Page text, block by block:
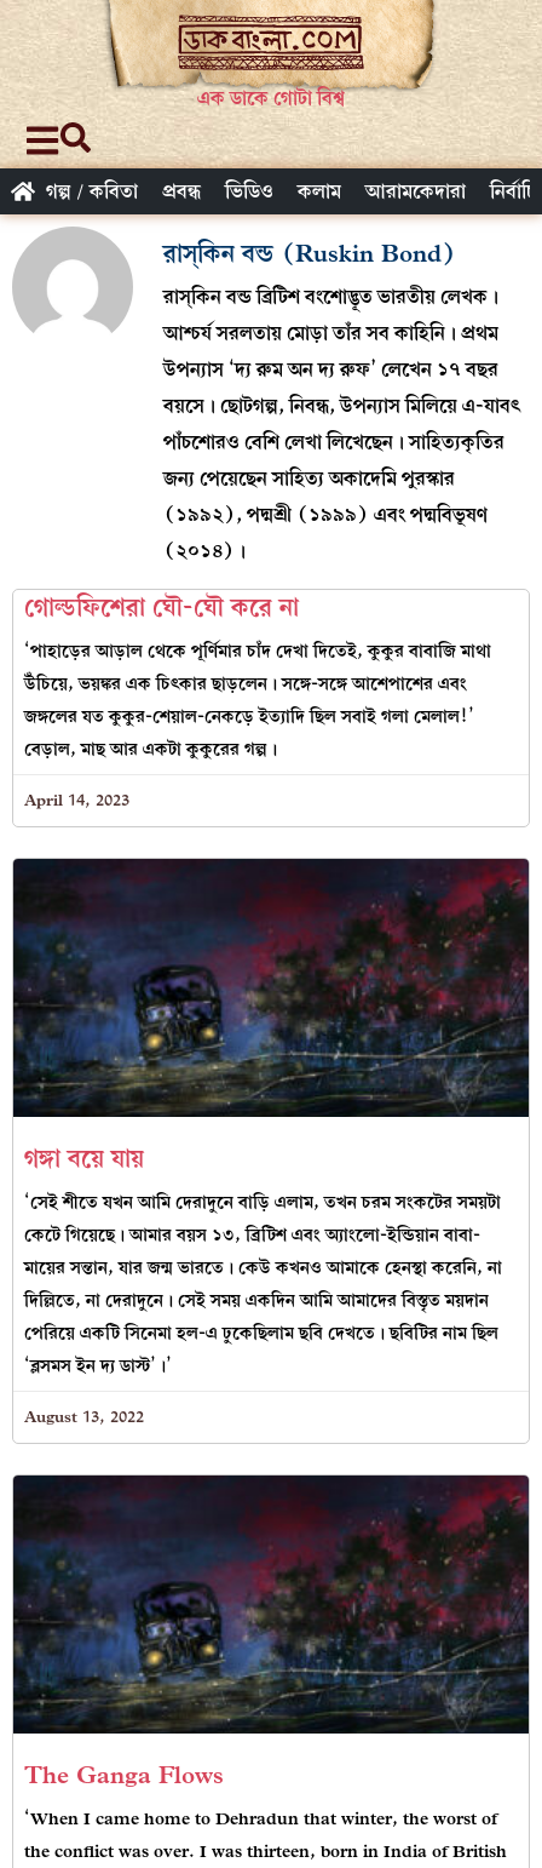
এক ডাকে গোটা বিশ্ব
গল্প / কবিতা প্রবন্ধ ভিডিও কলাম আরামকেদারা
রাস্‌কিন বন্ড (Ruskin Bond)
রাস্‌কিন বন্ড ব্রিটিশ বংশোদ্ভূত ভারতীয় লেখক।
আশ্চর্য সরলতায় মোড়া তাঁর সব কাহিনি। প্রথম
উপন্যাস ‘দ্য রুম অন দ্য রুফ’ লেখেন ১৭ বছর
বয়সে। ছোটগল্প, নিবন্ধ, উপন্যাস মিলিয়ে এ-যাবৎ
পাঁচশোরও বেশি লেখা লিখেছেন। সাহিত্যকৃতির
জন্য পেয়েছেন সাহিত্য অকাদেমি পুরস্কার
(১৯৯২), পদ্মশ্রী (১৯৯৯) এবং পদ্মবিভূষণ
(২০১৪)।
গোল্ডফিশেরা ঘৌ-ঘৌ করে না
‘পাহাড়ের আড়াল থেকে পূর্ণিমার চাঁদ দেখা দিতেই, কুকুর বাবাজি মাথা
উঁচিয়ে, ভয়ঙ্কর এক চিৎকার ছাড়লেন। সঙ্গে-সঙ্গে আশেপাশের এবং
জঙ্গলের যত কুকুর-শেয়াল-নেকড়ে ইত্যাদি ছিল সবাই গলা মেলাল!’
বেড়াল, মাছ আর একটা কুকুরের গল্প।
April 14, 2023
গঙ্গা বয়ে যায়
‘সেই শীতে যখন আমি দেরাদুনে বাড়ি এলাম, তখন চরম সংকটের সময়টা
কেটে গিয়েছে। আমার বয়স ১৩, ব্রিটিশ এবং অ্যাংলো-ইন্ডিয়ান বাবা-
মায়ের সন্তান, যার জন্ম ভারতে। কেউ কখনও আমাকে হেনস্থা করেনি, না
দিল্লিতে, না দেরাদুনে। সেই সময় একদিন আমি আমাদের বিস্তৃত ময়দান
পেরিয়ে একটি সিনেমা হল-এ ঢুকেছিলাম ছবি দেখতে। ছবিটির নাম ছিল
‘ব্লসমস ইন দ্য ডাস্ট’।’
August 13, 2022
The Ganga Flows
‘When I came home to Dehradun that winter, the worst of
the conflict was over. I was thirteen, born in India of British